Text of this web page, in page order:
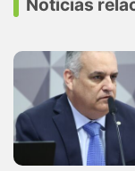
Notícias